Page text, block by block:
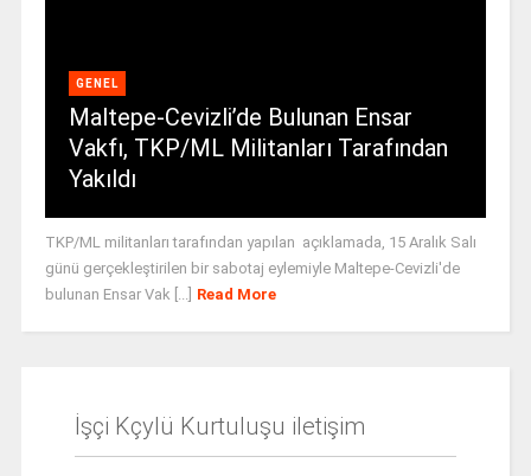
GENEL
Maltepe-Cevizli’de Bulunan Ensar
Vakfı, TKP/ML Militanları Tarafından
Yakıldı
TKP/ML militanları tarafından yapılan açıklamada, 15 Aralık Salı
günü gerçekleştirilen bir sabotaj eylemiyle Maltepe-Cevizli'de
bulunan Ensar Vak [...]
Read More
İşçi Kçylü Kurtuluşu iletişim